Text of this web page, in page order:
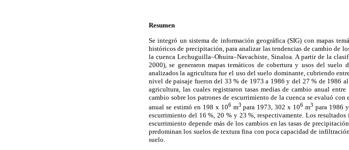
Resumen
Se integró un sistema de información geográfica (SIG) con mapas
históricos de precipitación, para analizar las tendencias de cambio de
la cuenca Lechuguilla–Ohuira–Navachiste, Sinaloa. A partir de la
2000), se generaron mapas temáticos de cobertura y usos del
analizados la agricultura fue el uso del suelo dominante, cubriendo
nivel de paisaje fueron del 33 % de 1973 a 1986 y del 27 % de 1986
agricultura, las cuales registraron tasas medias de cambio anual
cambio sobre los patrones de escurrimiento de la cuenca se evaluó
anual se estimó en 198 x 106m3 para 1973, 302 x 106 m3 para 1986
escurrimiento del 16 %, 20 % y 23 %, respectivamente. Los
escurrimiento depende más de los cambios en las tasas de
predominan los suelos de textura fina con poca capacidad de
suelo.